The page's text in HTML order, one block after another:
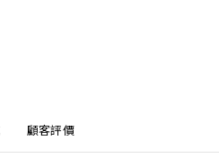
顧客評價